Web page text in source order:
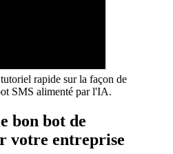
rapide sur la façon de
SMS alimenté par l'IA.
bon bot de
votre entreprise